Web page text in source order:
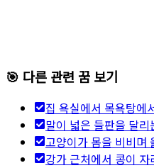
🎯 다른 관련 꿈 보기
집 욕실에서 목욕탕에
말이 넓은 들판을 달
고양이가 몸을 비비며
강가 근처에서 콩이 자